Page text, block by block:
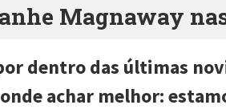
Magnaway
dentro das últimas
achar melhor: